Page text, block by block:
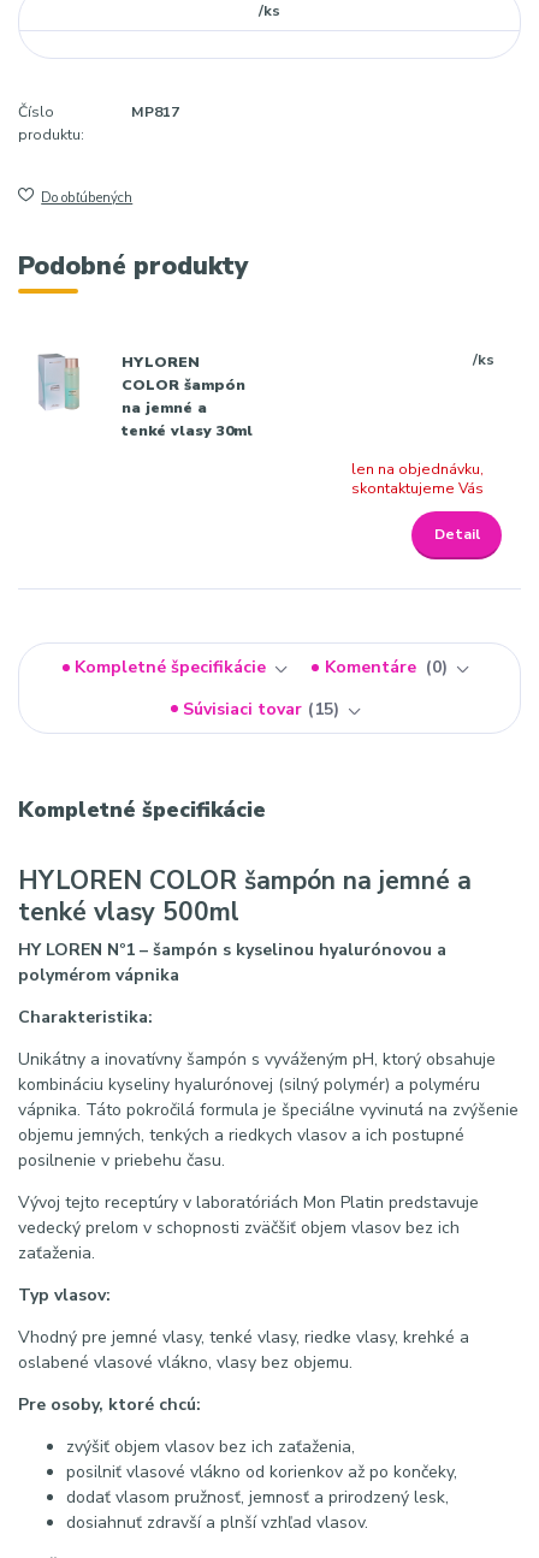
/ks
Číslo
produktu:
MP817
Do obľúbených
Podobné produkty
HYLOREN
COLOR šampón
na jemné a
tenké vlasy 30ml
/ks
len na objednávku,
skontaktujeme Vás
Detail
Kompletné špecifikácie Komentáre
0
Súvisiaci tovar
15
Kompletné špecifikácie
HYLOREN COLOR šampón na jemné a
tenké vlasy 500ml
HY LOREN Nº1 – šampón s kyselinou hyalurónovou a
polymérom vápnika
Charakteristika:
Unikátny a inovatívny šampón s vyváženým pH, ktorý obsahuje
kombináciu kyseliny hyalurónovej (silný polymér) a polyméru
vápnika. Táto pokročilá formula je špeciálne vyvinutá na zvýšenie
objemu jemných, tenkých a riedkych vlasov a ich postupné
posilnenie v priebehu času.
Vývoj tejto receptúry v laboratóriách Mon Platin predstavuje
vedecký prelom v schopnosti zväčšiť objem vlasov bez ich
zaťaženia.
Typ vlasov:
Vhodný pre jemné vlasy, tenké vlasy, riedke vlasy, krehké a
oslabené vlasové vlákno, vlasy bez objemu.
Pre osoby, ktoré chcú:
zvýšiť objem vlasov bez ich zaťaženia,
posilniť vlasové vlákno od korienkov až po končeky,
dodať vlasom pružnosť, jemnosť a prirodzený lesk,
dosiahnuť zdravší a plnší vzhľad vlasov.